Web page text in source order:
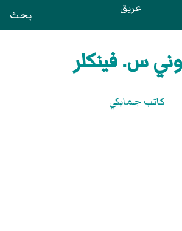
عريق بحث
س. فينكلر
كاتب جمايكي